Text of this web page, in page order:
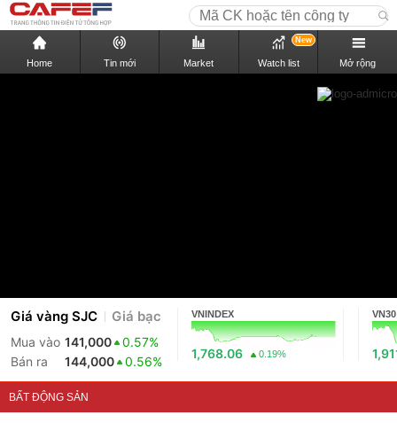
Home Tin mới Market Watch list
New
Mở rộng
Giá vàng SJC Giá bạc
Mua vào 141,000
0.57%
Bán ra
144,000 0.56%
VNINDEX
1,768.06 0.19%
VN30
BẤT ĐỘNG SẢN